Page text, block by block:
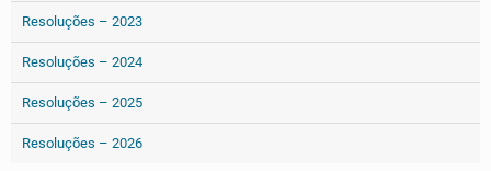
Resoluções – 2023
Resoluções – 2024
Resoluções – 2025
Resoluções – 2026